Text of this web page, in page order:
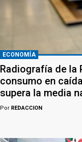
ECONOMÍA
Radiografía de la
consumo en
supera la media
Por REDACCION